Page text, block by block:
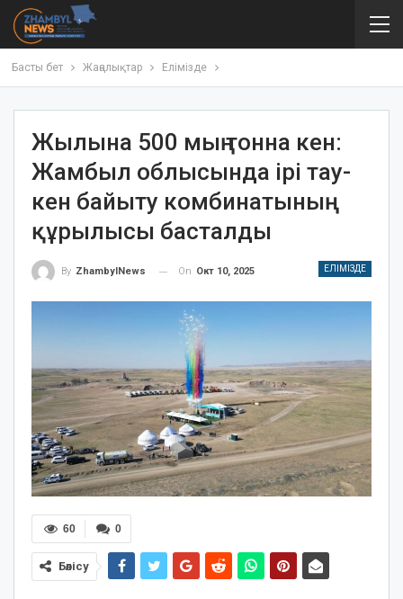
Басты бет Жаңалықтар Елімізде
Жылына 500 мың тонна кен:
Жамбыл облысында ірі тау-
кен байыту комбинатының
құрылысы басталды
ЕЛІМІЗДЕ
By ZhambylNews On Окт 10, 2025
0
60
Бөлісу